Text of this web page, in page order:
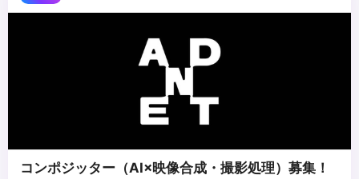
コンポジッター（AI×映像合成・撮影処理）募集！